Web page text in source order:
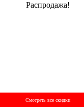
Распродажа!
Смотреть все скидки